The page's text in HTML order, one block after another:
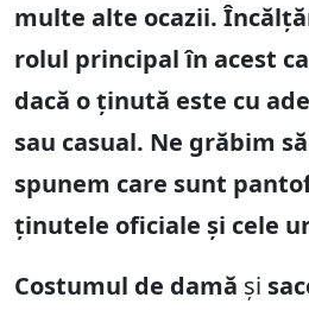
multe alte ocazii.
rolul principal în acest
dacă o ținută este cu
sau casual. Ne grăbim
spunem care sunt
ținutele oficiale și cele
Costumul de damă și